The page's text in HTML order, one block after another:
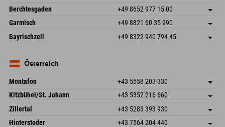
Deutschland
Buchen
An der Riese 45
87484 Nesselwang im Allgäu
Deutschland
Adresse speichern
Anreiseinfos
Buchen
Berchtesgaden +49 8652 977 15 00
Hofreitstr. 7
Deutschland
Adresse speichern
Buchen
Garmisch +49 8821 60 35 990
Frickenstraße 22
82490 Farchant
Adresse speichern
Anreiseinfos
Bayrischzell +49 8322 940 794 45
Deutschland
Österreich
Montafon +43 5558 203 330
Dorfstr. 127b
6793 Gaschurn/Montafon
Österreich
Adresse speichern
Buchen
Kitzbühel/St. Johann +43 5352 216 660
Speckbacherstraße 87
6380 St. Johann in Tirol
Österreich
Adresse speichern
Anreiseinfos
Buchen
Zillertal +43 5283 393 930
Schmiedau 2
Adresse speichern
Hinterstoder +43 7564 204 440